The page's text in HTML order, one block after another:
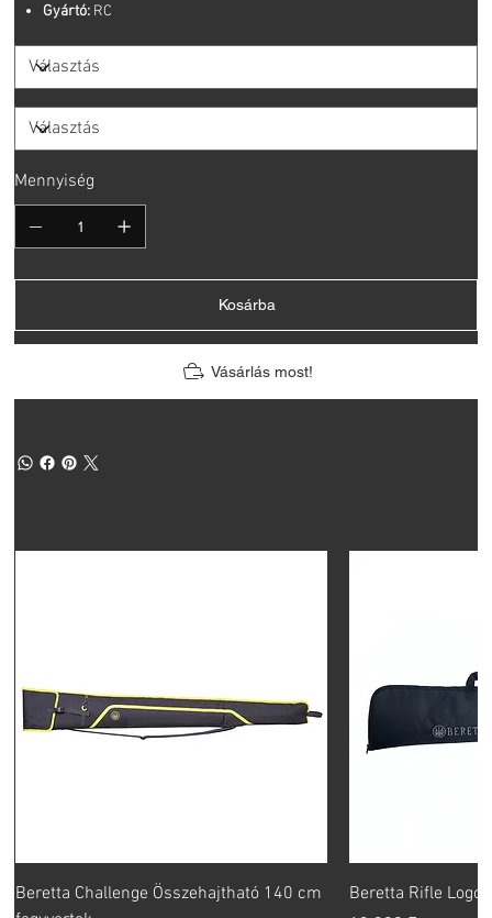
Gyártó:RC
Mennyiség
Kosárba
Vásárlás most!
Beretta Challenge Összehajtható 140 cm
Beretta Rifle Logo